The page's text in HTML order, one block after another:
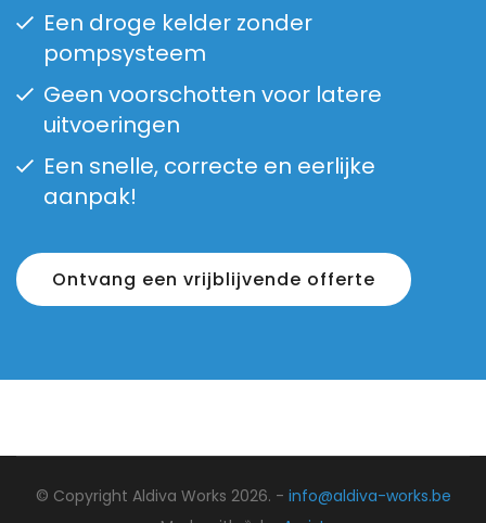
Een droge kelder zonder
pompsysteem
Geen voorschotten voor latere
uitvoeringen
Een snelle, correcte en eerlijke
aanpak!
Ontvang een vrijblijvende offerte
© Copyright Aldiva Works 2026. - info@aldiva-works.be